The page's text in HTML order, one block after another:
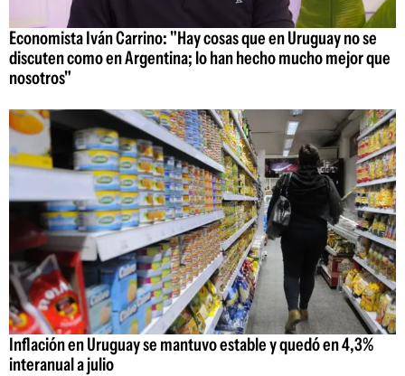
Economista Iván Carrino: "Hay cosas que en Uruguay no se
discuten como en Argentina; lo han hecho mucho mejor que
nosotros"
Inflación en Uruguay se mantuvo estable y quedó en 4,3%
interanual a julio